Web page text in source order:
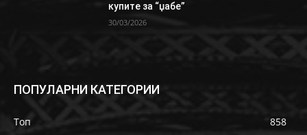
купите за “џабе”
30/03/2026
ПОПУЛАРНИ КАТЕГОРИИ
Топ
858